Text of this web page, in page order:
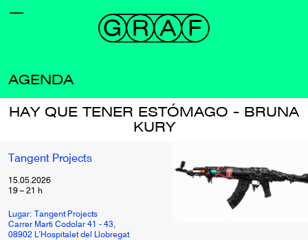
AGENDA
HAY QUE TENER ESTÓMAGO - BRUNA
KURY
Tangent Projects
15.05.2026
19 – 21 h
Lugar: Tangent Projects
Carrer Marti Codolar 41 - 43,
08902 L’Hospitalet del Llobregat